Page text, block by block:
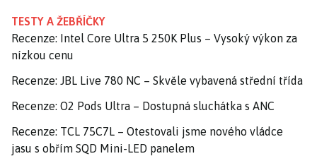
TESTY A ŽEBŘÍČKY
Recenze: Intel Core Ultra 5 250K Plus – Vysoký výkon za
nízkou cenu
Recenze: JBL Live 780 NC – Skvěle vybavená střední třída
Recenze: O2 Pods Ultra – Dostupná sluchátka s ANC
Recenze: TCL 75C7L – Otestovali jsme nového vládce
jasu s obřím SQD Mini-LED panelem